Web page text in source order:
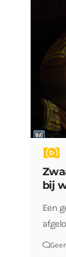
bij
Een